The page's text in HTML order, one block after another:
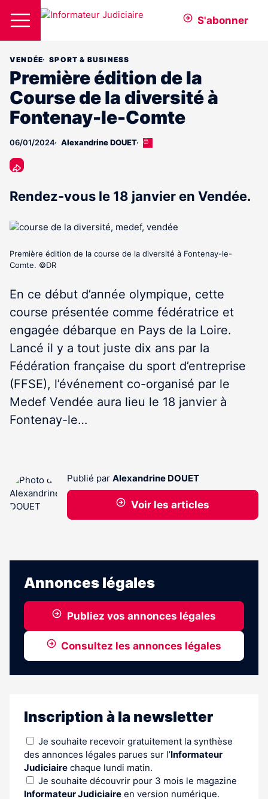
S'abonner
VENDÉE SPORT & BUSINESS
Première édition de la
Course de la diversité à
Fontenay-le-Comte
06/01/2024 Alexandrine DOUET
Cet
abonnés
Rendez-vous le 18 janvier en Vendée.
Première édition de la course de la diversité à Fontenay-le-
Comte. ©DR
En ce début d’année olympique, cette
course présentée comme fédératrice et
engagée débarque en Pays de la Loire.
Lancé il y a tout juste dix ans par la
Fédération française du sport d’entreprise
(FFSE), l’événement co-organisé par le
Medef Vendée aura lieu le 18 janvier à
Fontenay-le…
Publié par Alexandrine DOUET
Voir les articles
Annonces légales
Publiez vos annonces légales
Consultez les annonces légales
Inscription à la newsletter
Je souhaite recevoir gratuitement la synthèse
des annonces légales parues sur l’Informateur
Judiciaire chaque lundi matin.
Je souhaite découvrir pour 3 mois le magazine
Informateur Judiciaire en version numérique.